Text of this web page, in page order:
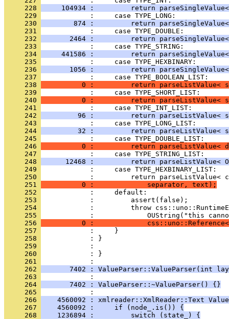
     228
104934 :         return
     229
     230
874 :         return
     231
     232
2464 :         return
     233
     234
441586 :         return
     235
     236
1056 :         return
     237
     238
0 :         return parseListValue<
     239
     240
0 :         return parseListValue<
     241
     242
96 :         return parseListValue<
     243
     244
32 :         return parseListValue<
     245
     246
0 :         return parseListValue<
     247
     248
12468 :         return parseListValue<
     249
     250
     251
          0 :             separator, text);
     252
     253
     254
     255
     256
0 :
     257
     258
     259
     260
            : }
     261
     262
7402 : ValueParser::ValueParser(int
     263
     264
       7402 : ValueParser::~ValueParser() {}
     265
     266
4560092 : xmlreader::XmlReader::Text
     267
    4560092 :     if (node_.is()) {
     268
    1236894 :         switch (state_) {